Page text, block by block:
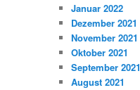
Januar 2022
Dezember 2021
November 2021
Oktober 2021
September 2021
August 2021